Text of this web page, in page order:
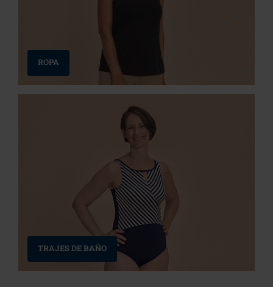
ROPA
TRAJES DE BAÑO